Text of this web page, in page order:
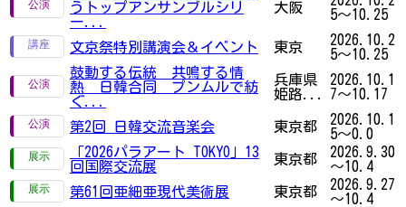
うトップアンサンブルシリ
ー...
大阪
5～10.25
文京祭特別講演会＆イベント 東京
2026.10.2
5～10.25
鼓動する伝統 共鳴する情
熱 日韓合同 プンムルで紡
ぐ...
兵庫県
姫路...
2026.10.1
7～10.17
第2回 日韓交流音楽会 東京都
2026.10.1
5～0.0
「2026パラアート TOKYO」13
回国際交流展
東京都
2026.9.30
～10.4
第61回亜細亜現代美術展
東京都
2026.9.27
～10.4